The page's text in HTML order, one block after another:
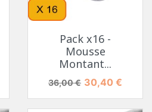
Pack x16 -
Mousse
Montant...
Prix de base
36,00 € Prix
30,40 €